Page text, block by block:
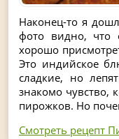
Наконец-то я
фото видно, что
хорошо
Это индийское
сладкие, но
знакомо чувство,
пирожков. Но
Смотреть рецепт